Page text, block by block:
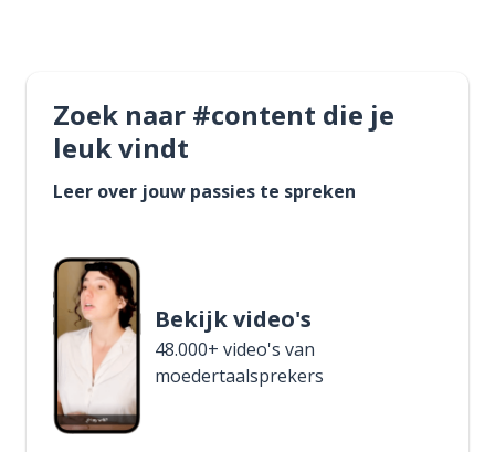
Zoek naar #content die je
leuk vindt
Leer over jouw passies te spreken
Bekijk video's
48.000+ video's van
moedertaalsprekers